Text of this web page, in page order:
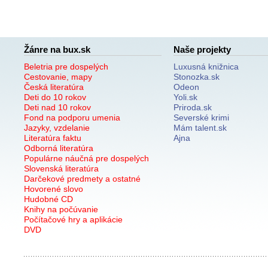
Žánre na bux.sk
Beletria pre dospelých
Cestovanie, mapy
Česká literatúra
Deti do 10 rokov
Deti nad 10 rokov
Fond na podporu umenia
Jazyky, vzdelanie
Literatúra faktu
Odborná literatúra
Populárne náučná pre dospelých
Slovenská literatúra
Darčekové predmety a ostatné
Hovorené slovo
Hudobné CD
Knihy na počúvanie
Počítačové hry a aplikácie
DVD
Naše projekty
Luxusná knižnica
Stonozka.sk
Odeon
Yoli.sk
Priroda.sk
Severské krimi
Mám talent.sk
Ajna